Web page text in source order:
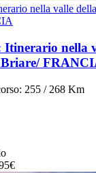
nella valle
nella
Briare/
: 255 / 268 Km
€